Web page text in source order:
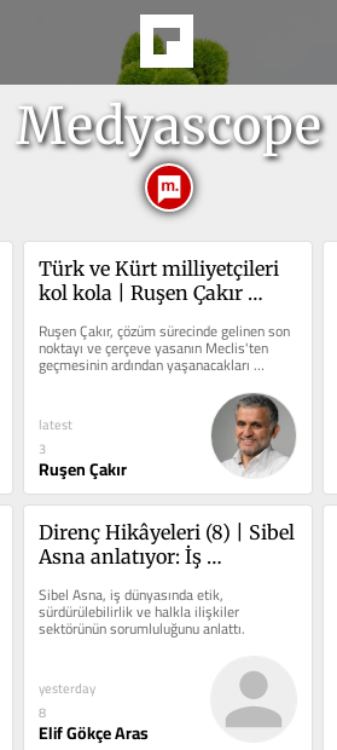
Medyascope
Türk ve Kürt milliyetçileri
kol kola | Ruşen Çakır
Ruşen Çakır, çözüm sürecinde gelinen son
noktayı ve çerçeve yasanın Meclis'ten
geçmesinin ardından yaşanacakları
değerlendirdi.
latest
3
Ruşen Çakır
Direnç Hikâyeleri (8) | Sibel
Asna anlatıyor: İş
sürdürülebilirlik ve
greenwashing
Sibel Asna, iş dünyasında etik,
sürdürülebilirlik ve halkla ilişkiler
sektörünün sorumluluğunu anlattı.
yesterday
8
Elif Gökçe Aras